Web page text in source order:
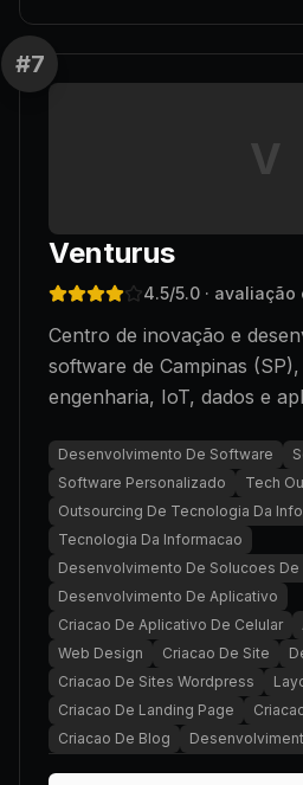
#7
V
Venturus
4.5/5.0 ·
Centro de inovação e
software de Campinas
engenharia, IoT, dados e
Desenvolvimento De Software
Software Personalizado
Tech
Outsourcing De Tecnologia Da
Tecnologia Da Informacao
Desenvolvimento De Solucoes
Desenvolvimento De Aplicativo
Criacao De Aplicativo De Celular
Web Design
Criacao De Site
Criacao De Sites Wordpress
Criacao De Landing Page
Criacao De Blog